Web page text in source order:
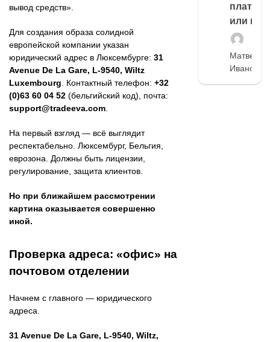
вывод средств».
Для создания образа солидной
европейской компании указан
юридический адрес в Люксембурге: 31
Avenue De La Gare, L-9540, Wiltz
Luxembourg . Контактный телефон: +32
(0)63 60 04 52 (бельгийский код), почта:
support@tradeeva.com
На первый взгляд — всё выглядит
респектабельно. Люксембург, Бельгия,
еврозона. Должны быть лицензии,
регулирование, защита клиентов.
Но при ближайшем рассмотрении
картина оказывается совершенно
иной.
Проверка адреса: «офис» на
почтовом отделении
Начнем с главного — юридического
адреса.
31 Avenue De La Gare, L-9540, Wiltz,
платить
или
Матвей
Иванов